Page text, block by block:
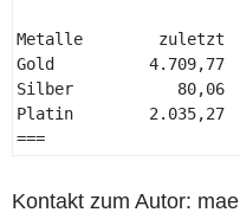
Metalle        zuletzt
Gold          4.709,77
Silber           80,06
Platin        2.035,27
===
Kontakt zum Autor: